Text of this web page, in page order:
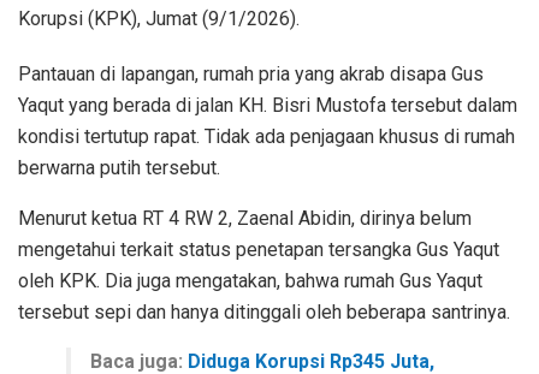
Korupsi (KPK), Jumat (9/1/2026).
Pantauan di lapangan, rumah pria yang akrab disapa Gus
Yaqut yang berada di jalan KH. Bisri Mustofa tersebut dalam
kondisi tertutup rapat. Tidak ada penjagaan khusus di rumah
berwarna putih tersebut.
Menurut ketua RT 4 RW 2, Zaenal Abidin, dirinya belum
mengetahui terkait status penetapan tersangka Gus Yaqut
oleh KPK. Dia juga mengatakan, bahwa rumah Gus Yaqut
tersebut sepi dan hanya ditinggali oleh beberapa santrinya.
Baca juga: Diduga Korupsi Rp345 Juta,